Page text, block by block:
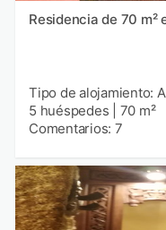
Residencia de 70 m²
Tipo de alojamiento:
5 huéspedes
70 m²
Comentarios: 7